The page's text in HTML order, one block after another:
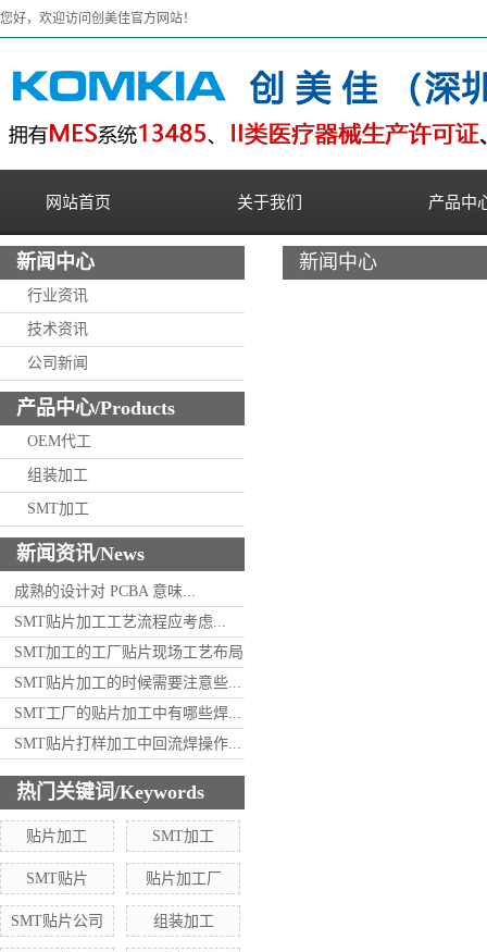
您好，欢迎访问创美佳官方网站！
网站首页 关于我们 产品中
新闻中心
行业资讯
技术资讯
公司新闻
产品中心/Products
OEM代工
组装加工
SMT加工
新闻资讯/News
成熟的设计对 PCBA 意味...
SMT贴片加工工艺流程应考虑...
SMT加工的工厂贴片现场工艺布局
SMT贴片加工的时候需要注意些...
SMT工厂的贴片加工中有哪些焊...
SMT贴片打样加工中回流焊操作...
热门关键词/Keywords
贴片加工 SMT加工
SMT贴片 贴片加工厂
SMT贴片公司 组装加工
新闻中心